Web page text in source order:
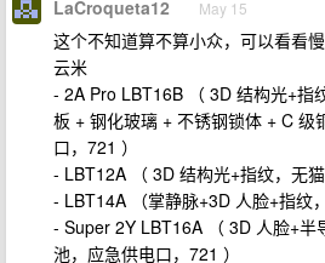
LaCroqueta12 May 15
这个不知道算不算小众，可以看看慢
云米
- 2A Pro LBT16B （ 3D 结构光+指
板 + 钢化玻璃 + 不锈钢锁体 + C 级
口，721 ）
- LBT12A （ 3D 结构光+指纹，无猫
- LBT14A （掌静脉+3D 人脸+指纹
- Super 2Y LBT16A （ 3D 人脸+半
池，应急供电口，721 ）